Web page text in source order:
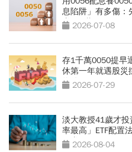
息陷阱」有多傷：
賺330萬
2026-07-08
存1千萬0050提早
休第一年就遇股災
條件2026-07-29
淡大教授41歲才
率最高」ETF配置
好賺」
2026-08-04